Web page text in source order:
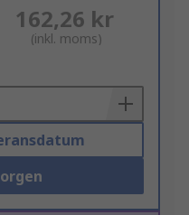
162,26 kr
(inkl. moms)